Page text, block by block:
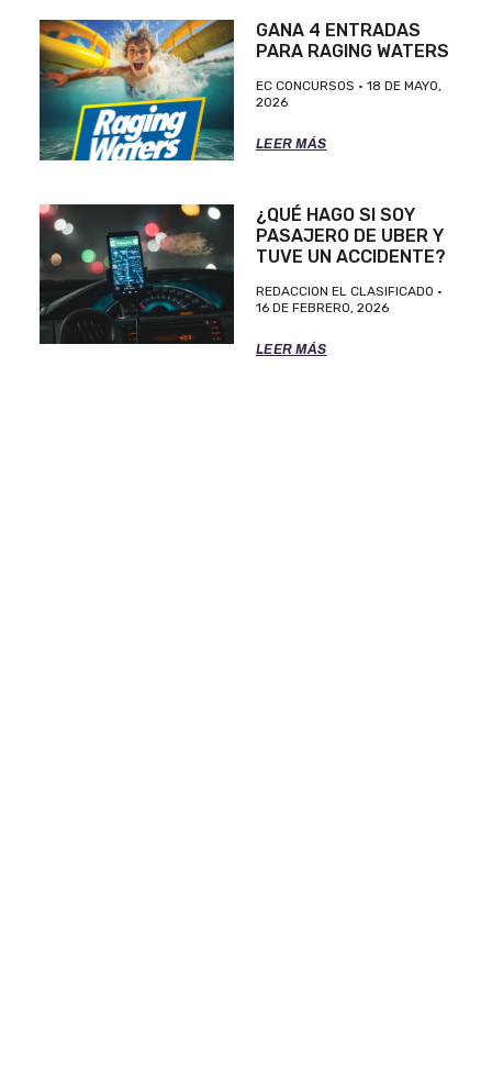
GANA 4 ENTRADAS
PARA RAGING WATERS
EC CONCURSOS
18 DE MAYO,
2026
LEER MÁS
¿QUÉ HAGO SI SOY
PASAJERO DE UBER Y
TUVE UN ACCIDENTE?
REDACCION EL CLASIFICADO
16 DE FEBRERO, 2026
LEER MÁS